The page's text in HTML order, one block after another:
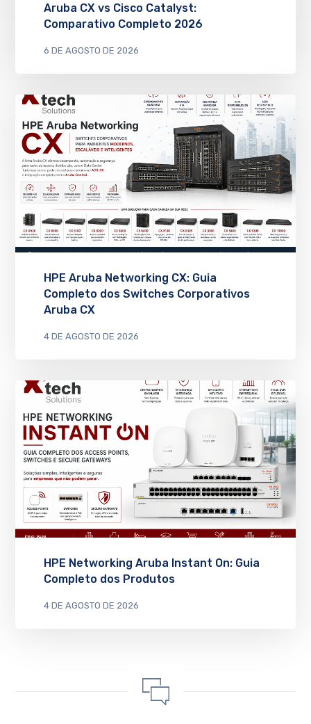
Aruba CX vs Cisco Catalyst:
Comparativo Completo 2026
6 DE AGOSTO DE 2026
HPE Aruba Networking CX: Guia
Completo dos Switches Corporativos
Aruba CX
4 DE AGOSTO DE 2026
HPE Networking Aruba Instant On: Guia
Completo dos Produtos
4 DE AGOSTO DE 2026